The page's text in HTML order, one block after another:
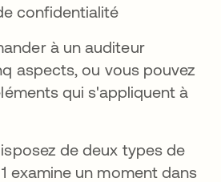
confidentialité
à un auditeur
aspects, ou vous pouvez
qui s'appliquent à
de deux types de
examine un moment dans